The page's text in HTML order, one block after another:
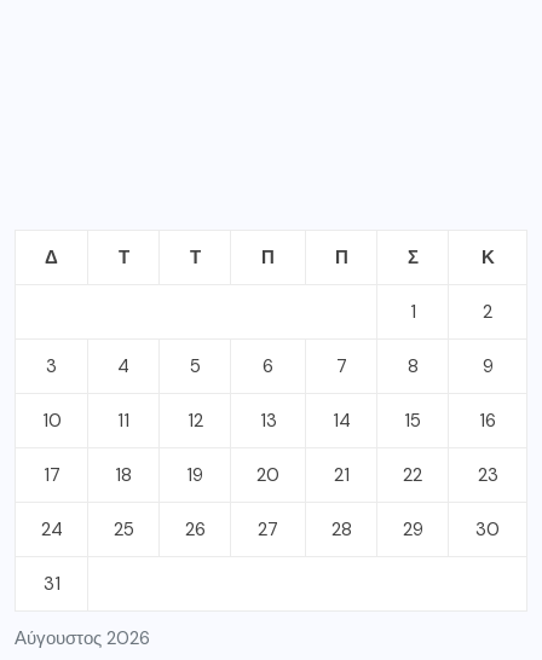
Αύγουστος 2026
Δ Τ Τ Π Π Σ Κ
1 2
3 4 5 6 7 8 9
10 11 12 13 14 15 16
17 18 19 20 21 22 23
24 25 26 27 28 29 30
31